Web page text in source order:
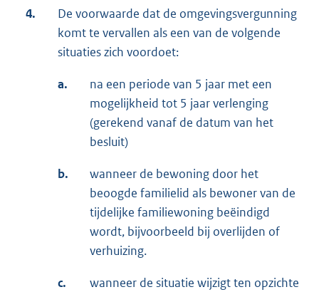
4.
De voorwaarde dat de omgevingsvergunning
komt te vervallen als een van de volgende
situaties zich voordoet:
a.
na een periode van 5 jaar met een
mogelijkheid tot 5 jaar verlenging
(gerekend vanaf de datum van het
besluit)
b.
wanneer de bewoning door het
beoogde familielid als bewoner van de
tijdelijke familiewoning beëindigd
wordt, bijvoorbeeld bij overlijden of
verhuizing.
c.
wanneer de situatie wijzigt ten opzichte